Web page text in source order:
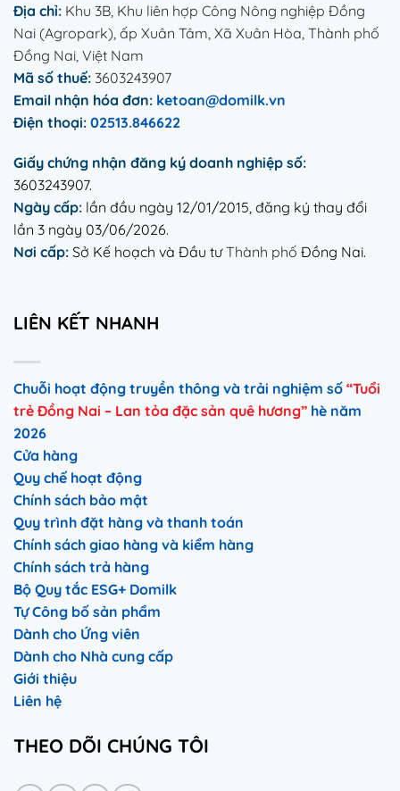
Địa chỉ: Khu 3B, Khu liên hợp Công Nông nghiệp Đồng
Nai (Agropark), ấp Xuân Tâm, Xã Xuân Hòa, Thành phố
Đồng Nai, Việt Nam
Mã số thuế: 3603243907
Email nhận hóa đơn: ketoan@domilk.vn
Điện thoại: 02513.846622
Giấy chứng nhận đăng ký doanh nghiệp số:
3603243907.
Ngày cấp: lần đầu ngày 12/01/2015, đăng ký thay đổi
lần 3 ngày 03/06/2026.
Nơi cấp: Sở Kế hoạch và Đầu tưThành phố Đồng Nai.
LIÊN KẾT NHANH
Chuỗi hoạt động truyền thông và trải nghiệm số “Tuổi
trẻ Đồng Nai – Lan tỏa đặc sản quê hương” hè năm
2026
Cửa hàng
Quy chế hoạt động
Chính sách bảo mật
Quy trình đặt hàng và thanh toán
Chính sách giao hàng và kiểm hàng
Chính sách trả hàng
Bộ Quy tắc ESG+ Domilk
Tự Công bố sản phẩm
Dành cho Ứng viên
Dành cho Nhà cung cấp
Giới thiệu
Liên hệ
THEO DÕI CHÚNG TÔI